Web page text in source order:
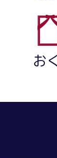
お